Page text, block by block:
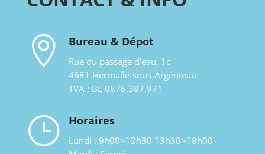
 Bureau & Dépot
Rue du passage d’eau, 1c
4681 Hermalle-sous-Argenteau
TVA : BE 0876.387.971
} Horaires
Lundi : 9h00>12h30 13h30>18h00